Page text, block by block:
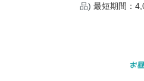
品) 最短期間：